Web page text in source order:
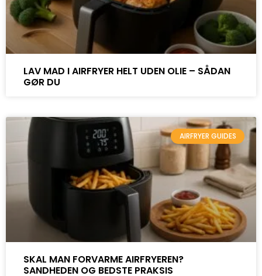
LAV MAD I AIRFRYER HELT UDEN OLIE – SÅDAN
GØR DU
AIRFRYER GUIDES
SKAL MAN FORVARME AIRFRYEREN?
SANDHEDEN OG BEDSTE PRAKSIS